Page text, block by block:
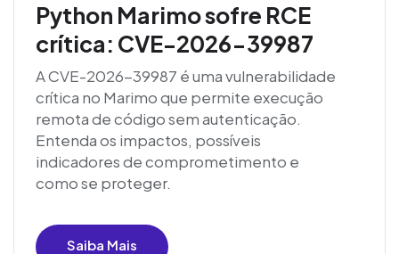
Python Marimo sofre RCE
crítica: CVE-2026-39987
A CVE-2026-39987 é uma vulnerabilidade
crítica no Marimo que permite execução
remota de código sem autenticação.
Entenda os impactos, possíveis
indicadores de comprometimento e
como se proteger.
Saiba Mais